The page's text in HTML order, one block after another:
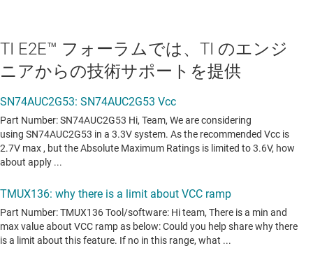
TI E2E™ フォーラムでは、TI のエンジ
ニアからの技術サポートを提供